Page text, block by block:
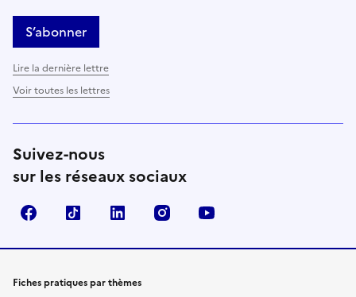
S’abonner
Lire la dernière lettre
Voir toutes les lettres
Suivez-nous
sur les réseaux sociaux
FacebookTikTok LinkedIn Instagram
Fiches pratiques par thèmes